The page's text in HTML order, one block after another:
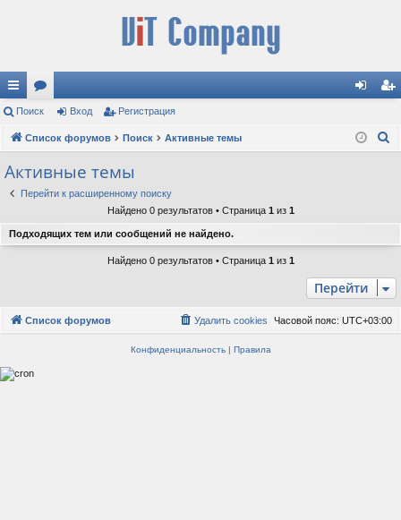
с
ы
лк
и
ор
ум д ис
Поиск Вход Регистрация
Список форумов Поиск Активные темы
Активные темы
Перейти к расширенному поиску
Найдено 0 результатов • Страница 1 из 1
Подходящих тем или сообщений не найдено.
Найдено 0 результатов • Страница 1 из 1
Перейти
Список форумов Часовой пояс: UTC+03:00
Удалить cookies
Конфиденциальность| Правила